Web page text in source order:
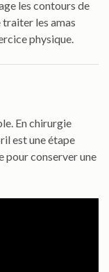
les contours de
traiter les amas
physique.
En chirurgie
est une étape
pour conserver une